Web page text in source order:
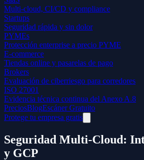
Multi-cloud, CI/CD y compliance
Startups
Seguridad rápida y sin dolor
PYMEs
Protección enterprise a precio PYME
E-commerce
Tiendas online y pasarelas de pago
Brokers
Evaluación de ciberriesgo para corredores
ISO 27001
Evidencia técnica continua del Anexo A.8
PreciosBlogEscáner Gratuito
Protege tu empresa gratis
Seguridad Multi-Cloud:
y GCP